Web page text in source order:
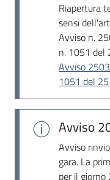
Riapertura
sensi
Avviso n.
n. 1051 del
Avviso
1051 del
Avviso
Avviso
gara. La
per il